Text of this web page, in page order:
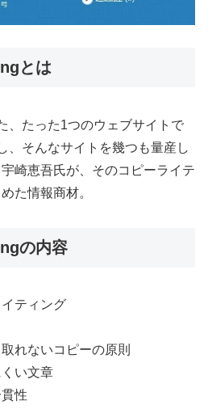
とは
、たった1つのウェブサイトで
、そんなサイトを幾つも量産し
崎恵吾氏が、そのコピーライテ
た情報商材。
の内容
ティング
れないコピーの原則
い文章
性